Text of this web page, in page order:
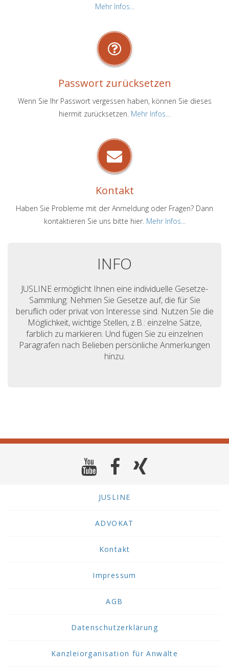
Mehr Infos...
Passwort zurücksetzen
Wenn Sie Ihr Passwort vergessen haben, können Sie dieses
hiermit zurücksetzen. Mehr Infos...
Kontakt
Haben Sie Probleme mit der Anmeldung oder Fragen? Dann
kontaktieren Sie uns bitte hier. Mehr Infos...
INFO
JUSLINE ermöglicht Ihnen eine individuelle Gesetze-
Sammlung: Nehmen Sie Gesetze auf, die für Sie
beruflich oder privat von Interesse sind. Nutzen Sie die
Möglichkeit, wichtige Stellen, z.B.: einzelne Sätze,
farblich zu markieren. Und fügen Sie zu einzelnen
Paragrafen nach Belieben persönliche Anmerkungen
hinzu.
JUSLINE
ADVOKAT
Kontakt
Impressum
AGB
Datenschutzerklärung
Kanzleiorganisation für Anwälte